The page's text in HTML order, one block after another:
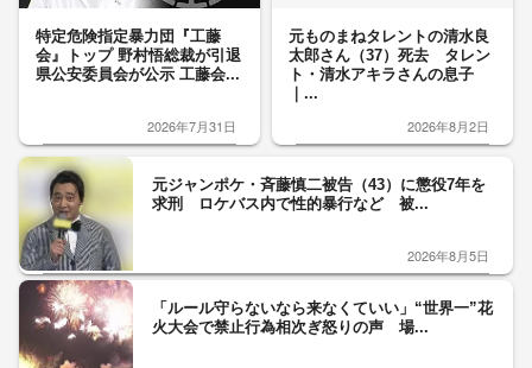
特定危険指定暴力団『工藤
会』トップ 野村悟総裁が引退
県公安委員会が公示 工藤会...
2026年7月31日
元ものまねタレントの清水良
太郎さん（37）死去 タレン
ト・清水アキラさんの息子
｜...
2026年8月2日
元ジャンポケ・斉藤慎二被告（43）に懲役7年を
求刑 ロケバス内で性的暴行など 被...
2026年8月5日
「ルール守らないなら来なくていい」“世界一”花
火大会で禁止行為相次ぎ怒りの声 場...